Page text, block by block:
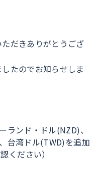
だきありがとうござ
たのでお知らせしま
ランド・ドル(NZD)、
台湾ドル(TWD)を追加
ください）